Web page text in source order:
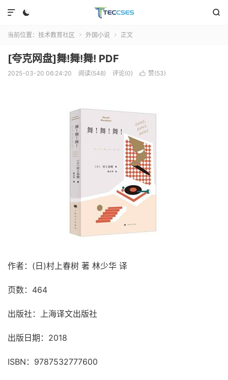
 

当前位置： 技术教育社区  外国小说  正文
[夸克网盘]舞!舞!舞! PDF
2025-03-20 06:24:20 阅读(548) 评论(0)  赞(53)
作者：(日)村上春树 著 林少华 译
页数：464
出版社：上海译文出版社
出版日期：2018
ISBN：9787532777600